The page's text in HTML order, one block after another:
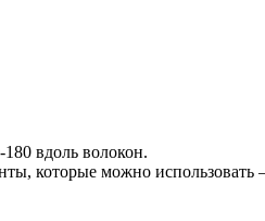
вдоль волокон.
которые можно